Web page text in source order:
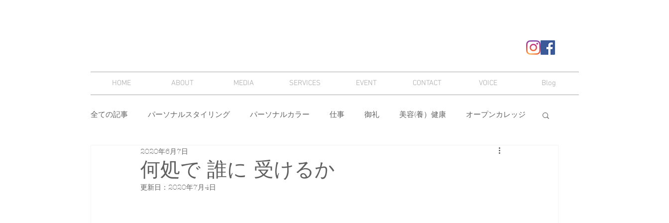
HOME ABOUT MEDIA SERVICES EVENT CONTACT VOICE Blog
全ての記事 パーソナルスタイリング パーソナルカラー 仕事 御礼 美容(養）健康 オープンカレッジ
スタイリング セミナー
何処で 誰に 受けるか
2020年6月7日
更新日： 2020年7月4日